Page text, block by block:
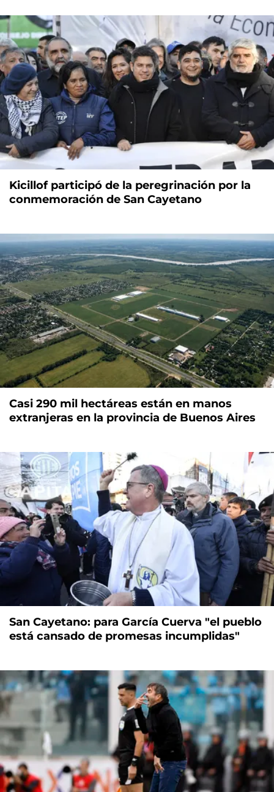
Kicillof participó de la peregrinación por la
conmemoración de San Cayetano
Casi 290 mil hectáreas están en manos
extranjeras en la provincia de Buenos Aires
San Cayetano: para García Cuerva "el pueblo
está cansado de promesas incumplidas"